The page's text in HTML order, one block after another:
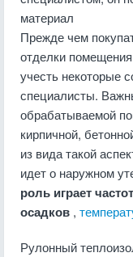
материал
Прежде чем
отделки
учесть некоторые
специалисты.
обрабатываемой
кирпичной,
из вида такой
идет о наружном
роль играет
осадков ,
Рулонный